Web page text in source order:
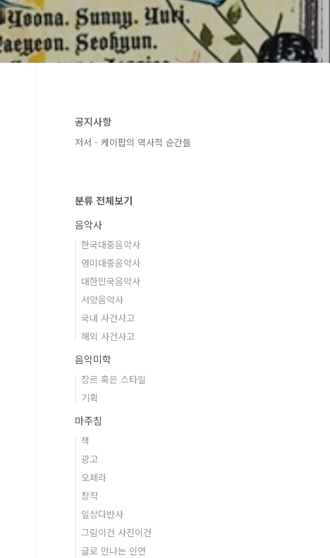
공지사항
저서 - 케이팝의 역사적 순간들
분류 전체보기
음악사
한국대중음악사
영미대중음악사
대한민국음악사
서양음악사
국내 사건사고
해외 사건사고
음악미학
장르 혹은 스타일
기획
마주침
책
광고
오페라
창작
일상다반사
그림이건 사진이건
글로 만나는 인연